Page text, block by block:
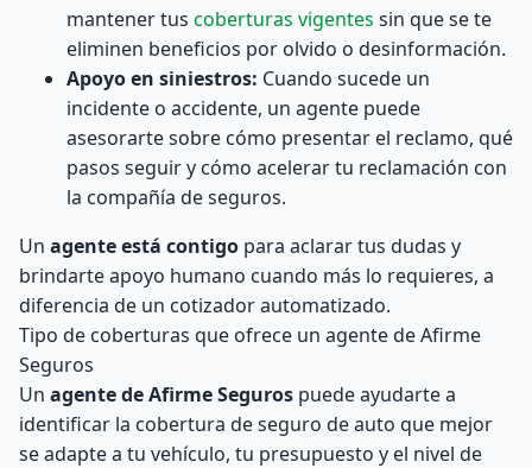
mantener tus coberturas vigentes sin que se te
eliminen beneficios por olvido o desinformación.
Apoyo en siniestros: Cuando sucede un
incidente o accidente, un agente puede
asesorarte sobre cómo presentar el reclamo, qué
pasos seguir y cómo acelerar tu reclamación con
la compañía de seguros.
Un agente está contigo para aclarar tus dudas y
brindarte apoyo humano cuando más lo requieres, a
diferencia de un cotizador automatizado.
Tipo de coberturas que ofrece un agente de Afirme
Seguros
Un agente de Afirme Seguros puede ayudarte a
identificar la cobertura de seguro de auto que mejor
se adapte a tu vehículo, tu presupuesto y el nivel de